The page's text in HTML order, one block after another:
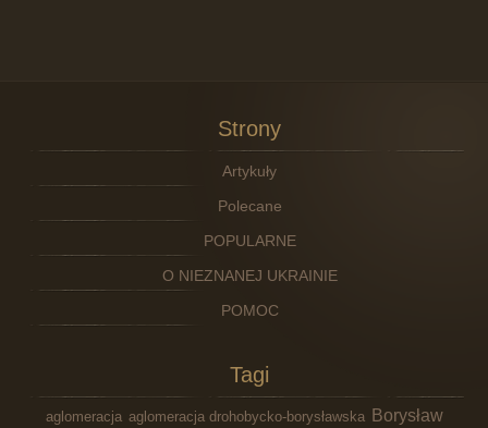
Strony
Artykuły
Polecane
POPULARNE
O NIEZNANEJ UKRAINIE
POMOC
Tagi
aglomeracja aglomeracja drohobycko-borysławska Borysław